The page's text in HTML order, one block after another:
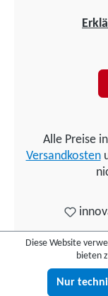
Alle Preise
Versandkosten
Diese Website
bieten
Nur